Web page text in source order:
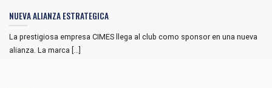
NUEVA ALIANZA ESTRATEGICA
La prestigiosa empresa CIMES llega al club como sponsor en una nueva
alianza. La marca [...]